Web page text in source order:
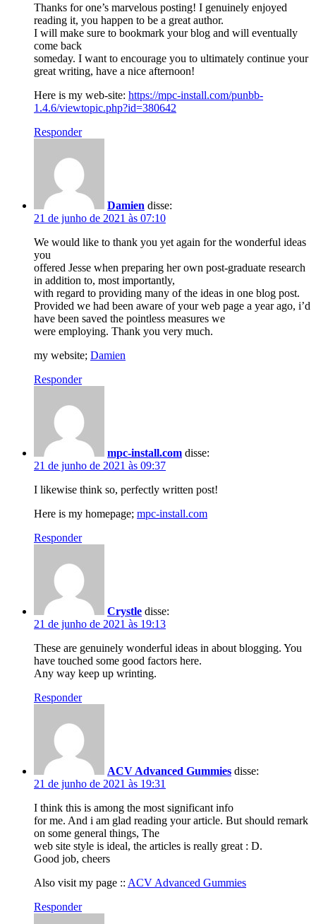
Thanks for one’s marvelous posting! I genuinely enjoyed
reading it, you happen to be a great author.
I will make sure to bookmark your blog and will eventually
come back
someday. I want to encourage you to ultimately continue your
great writing, have a nice afternoon!
Here is my web-site: https://mpc-install.com/punbb-
1.4.6/viewtopic.php?id=380642
Responder
Damien disse:
21 de junho de 2021 às 07:10
We would like to thank you yet again for the wonderful ideas
you
offered Jesse when preparing her own post-graduate research
in addition to, most importantly,
with regard to providing many of the ideas in one blog post.
Provided we had been aware of your web page a year ago, i’d
have been saved the pointless measures we
were employing. Thank you very much.
my website; Damien
Responder
mpc-install.com disse:
21 de junho de 2021 às 09:37
I likewise think so, perfectly written post!
Here is my homepage; mpc-install.com
Responder
Crystle disse:
21 de junho de 2021 às 19:13
These are genuinely wonderful ideas in about blogging. You
have touched some good factors here.
Any way keep up wrinting.
Responder
ACV Advanced Gummies disse:
21 de junho de 2021 às 19:31
I think this is among the most significant info
for me. And i am glad reading your article. But should remark
on some general things, The
web site style is ideal, the articles is really great : D.
Good job, cheers
Also visit my page :: ACV Advanced Gummies
Responder